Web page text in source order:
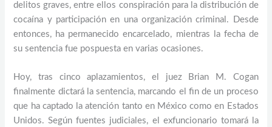
delitos graves, entre ellos conspiración para la distribución de
cocaína y participación en una organización criminal. Desde
entonces, ha permanecido encarcelado, mientras la fecha de
su sentencia fue pospuesta en varias ocasiones.
Hoy, tras cinco aplazamientos, el juez Brian M. Cogan
finalmente dictará la sentencia, marcando el fin de un proceso
que ha captado la atención tanto en México como en Estados
Unidos. Según fuentes judiciales, el exfuncionario tomará la